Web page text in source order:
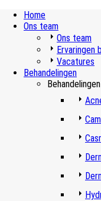
Home
Ons team
Ons team
Ervaringen
Vacatures
Behandelingen
Behandelingen